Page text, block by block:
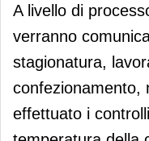
A livello di
verranno
stagionatura,
confezionamento,
effettuato i